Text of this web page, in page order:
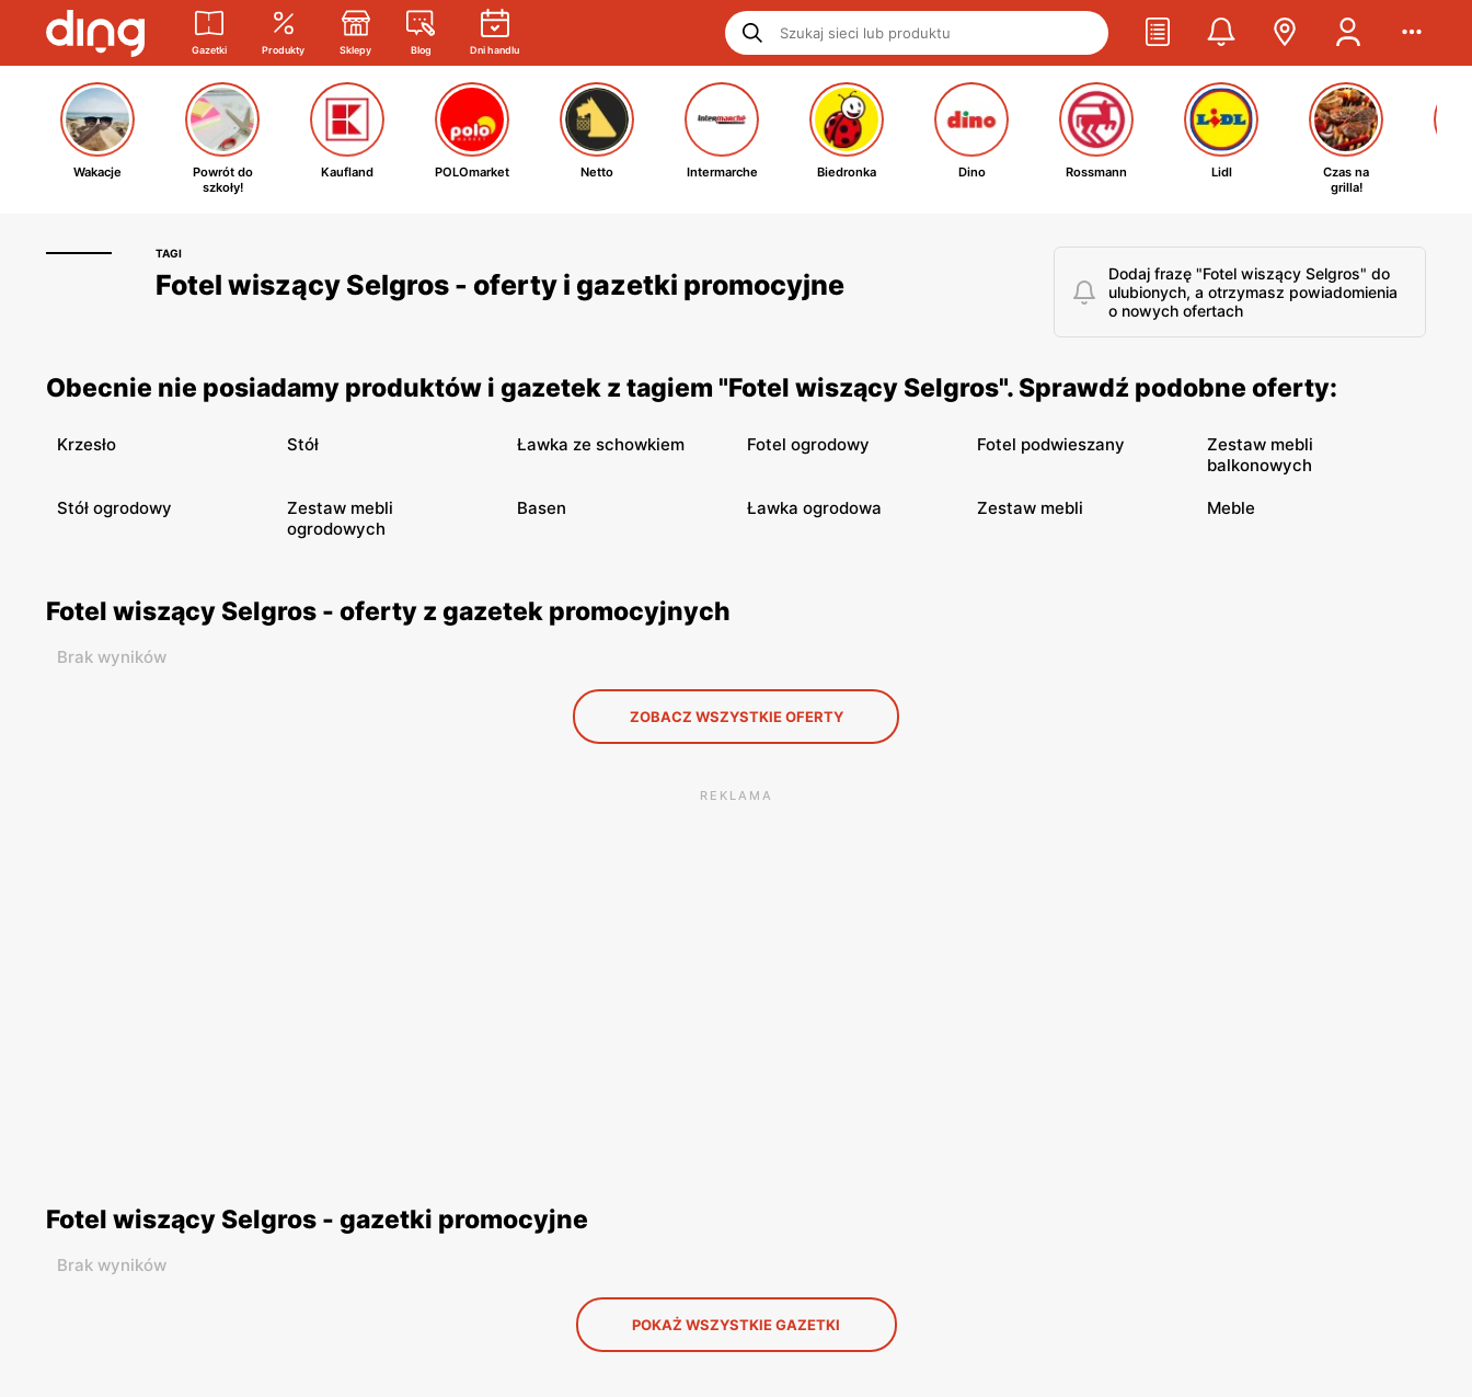
Gazetki Produkty Sklepy Blog Dni handlu
Wakacje
Powrót do
szkoły!
Kaufland POLOmarket Netto Intermarche Biedronka Dino Rossmann Lidl
Czas na
grilla!
TAGI
Fotel wiszący Selgros - oferty i gazetki promocyjne
Dodaj frazę "Fotel wiszący Selgros" do
ulubionych, a otrzymasz powiadomienia
o nowych ofertach
Obecnie nie posiadamy produktów i gazetek z tagiem "Fotel wiszący Selgros". Sprawdź podobne oferty:
Krzesło Stół Ławka ze schowkiem Fotel ogrodowy Fotel podwieszany
Zestaw mebli
balkonowych
Stół ogrodowy
Zestaw mebli
ogrodowych
Basen Ławka ogrodowa Zestaw mebli Meble
Fotel wiszący Selgros - oferty z gazetek promocyjnych
Brak wyników
ZOBACZ WSZYSTKIE OFERTY
REKLAMA
Fotel wiszący Selgros - gazetki promocyjne
Brak wyników
POKAŻ WSZYSTKIE GAZETKI